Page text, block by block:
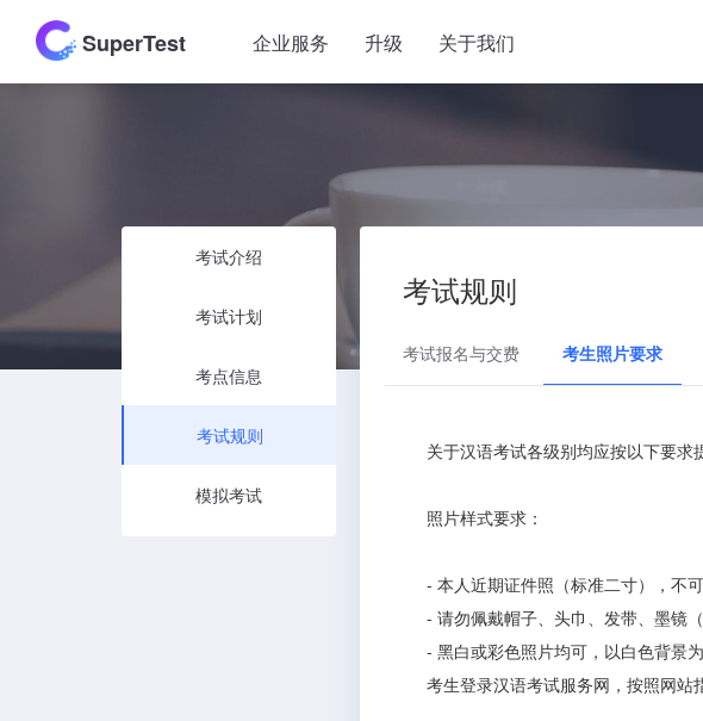
SuperTest 企业服务 升级 关于我们
考试介绍
考试计划
考点信息
考试规则
模拟考试
考试规则
考试报名与交费 考生照片要求
关于汉语考试各级别均应按以下要求
照片样式要求：
- 本人近期证件照（标准二寸），不
- 请勿佩戴帽子、头巾、发带、墨镜
- 黑白或彩色照片均可，以白色背景
考生登录汉语考试服务网，按照网站